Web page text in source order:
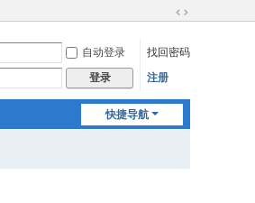
换
到
自动登录
找回密码
登录 注册
快捷导航